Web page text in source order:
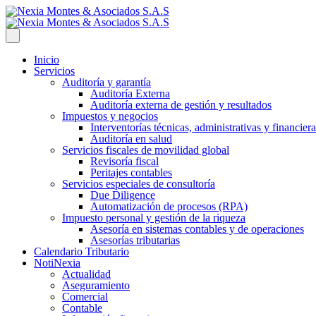
Inicio
Servicios
Auditoría y garantía
Auditoría Externa
Auditoría externa de gestión y resultados
Impuestos y negocios
Interventorías técnicas, administrativas y
Auditoría en salud
Servicios fiscales de movilidad global
Revisoría fiscal
Peritajes contables
Servicios especiales de consultoría
Due Diligence
Automatización de procesos (RPA)
Impuesto personal y gestión de la riqueza
Asesoría en sistemas contables y de operaciones
Asesorías tributarias
Calendario Tributario
NotiNexia
Actualidad
Aseguramiento
Comercial
Contable